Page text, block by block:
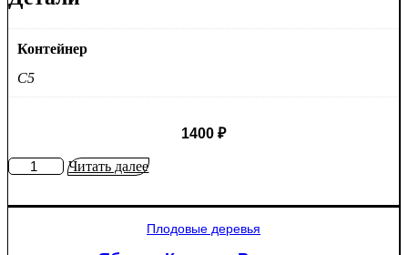
Контейнер
C5
1400 ₽
КоличествоЧитать далее
Плодовые деревья